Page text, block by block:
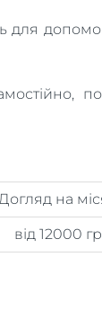
для
на
від 12000